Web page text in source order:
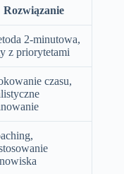
Rozwiązanie
2-minutowa,
z priorytetami
czasu,